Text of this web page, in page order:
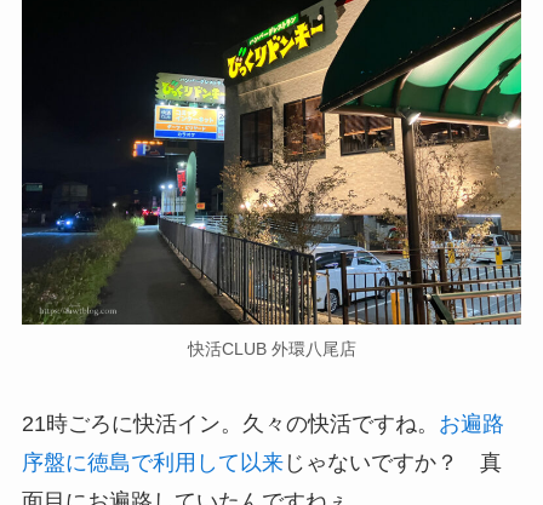
快活CLUB 外環八尾店
21時ごろに快活イン。久々の快活ですね。 お遍路
序盤に徳島で利用して以来じゃないですか？ 真